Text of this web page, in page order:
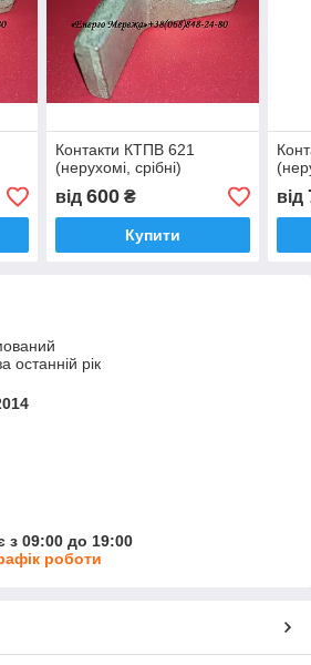
Контакти КТПВ 621
(нерухомі, срібні)
від 600₴
Купити
від
останній рік
з 09:00 до 19:00
роботи